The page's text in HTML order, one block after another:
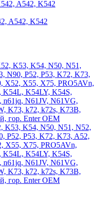
A542, K542
K53, K54, N50, N51, N52,
P52, P53, K72, K73, A52,
X55, X75, PRO5AVn,
K54L, K54LY, K54S,
N61JV, N61VG,
K73, k72, k72s, K73B,
гор. Enter OEM